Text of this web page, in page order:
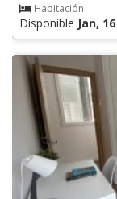
Habitación
Disponible Jan,